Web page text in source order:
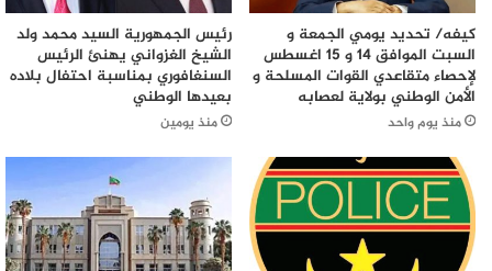
كيفه/ تحديد يومي الجمعة و
السبت الموافق 14 و 15 اغسطس
لإحصاء متقاعدي القوات المسلحة و
الأمن الوطني بولاية لعصابه
منذ يوم واحد
رئيس الجمهورية السيد محمد ولد
الشيخ الغزواني يهنئ الرئيس
السنغافوري بمناسبة احتفال بلاده
بعيدها الوطني
منذ يومين